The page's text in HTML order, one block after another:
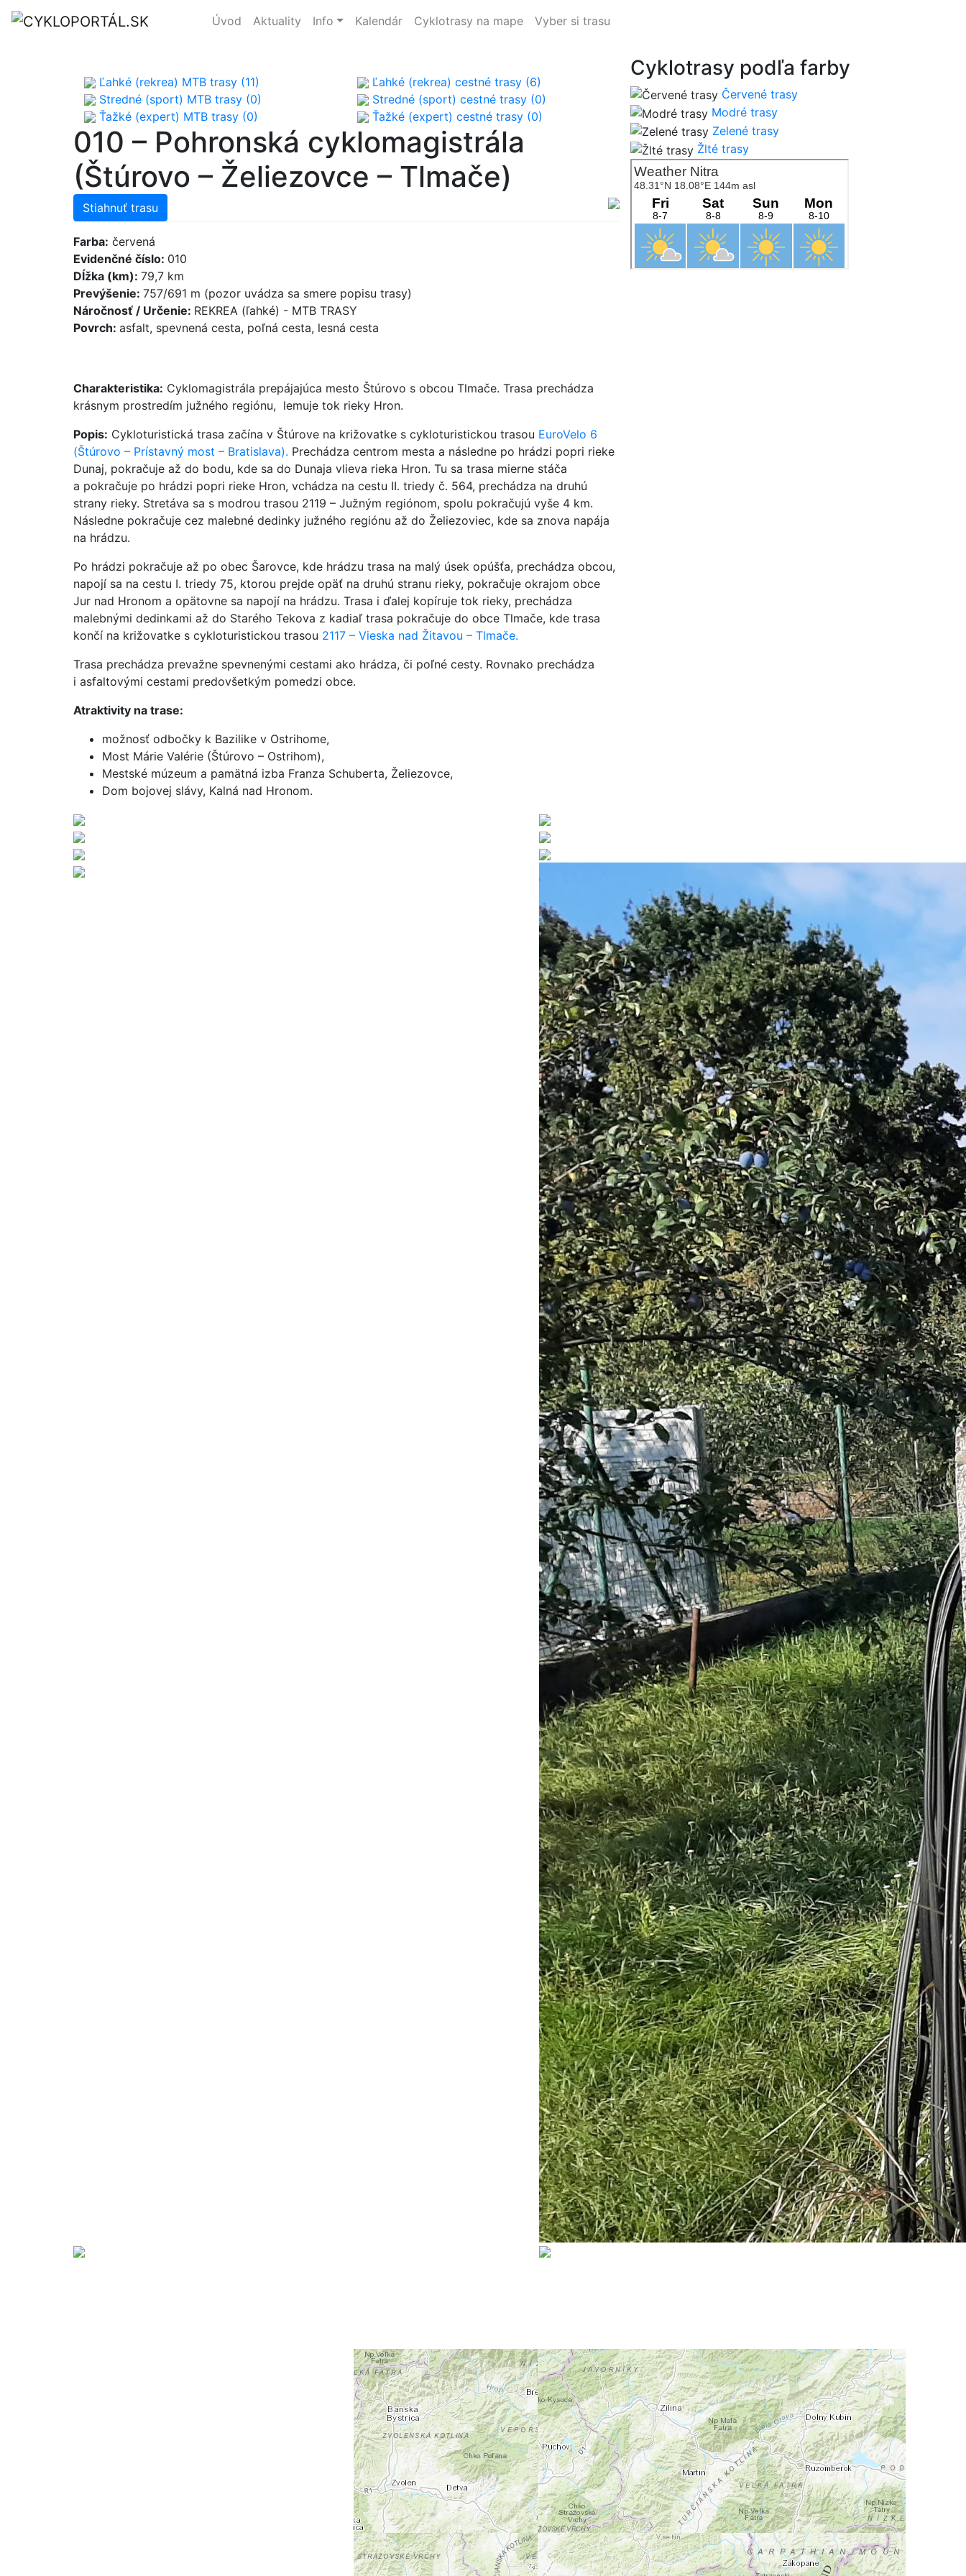
Úvod Aktuality Info Kalendár Cyklotrasy na mape Vyber si trasu
Ľahké (rekrea) MTB trasy (11)
Stredné (sport) MTB trasy (0)
Ťažké (expert) MTB trasy (0)
Ľahké (rekrea) cestné trasy (6)
Stredné (sport) cestné trasy (0)
Ťažké (expert) cestné trasy (0)
010 – Pohronská cyklomagistrála
(Štúrovo – Želiezovce – Tlmače)
Stiahnuť trasu
Farba: červená
Evidenčné číslo: 010
Dĺžka (km): 79,7 km
Prevýšenie: 757/691 m (pozor uvádza sa smere popisu trasy)
Náročnosť / Určenie: REKREA (ľahké) - MTB TRASY
Povrch: asfalt, spevnená cesta, poľná cesta, lesná cesta
Charakteristika: Cyklomagistrála prepájajúca mesto Štúrovo s obcou Tlmače. Trasa prechádza
krásnym prostredím južného regiónu, lemuje tok rieky Hron.
Popis: Cykloturistická trasa začína v Štúrove na križovatke s cykloturistickou trasou EuroVelo 6
(Štúrovo – Prístavný most – Bratislava). Prechádza centrom mesta a následne po hrádzi popri rieke
Dunaj, pokračuje až do bodu, kde sa do Dunaja vlieva rieka Hron. Tu sa trasa mierne stáča
a pokračuje po hrádzi popri rieke Hron, vchádza na cestu II. triedy č. 564, prechádza na druhú
strany rieky. Stretáva sa s modrou trasou 2119 – Južným regiónom, spolu pokračujú vyše 4 km.
Následne pokračuje cez malebné dedinky južného regiónu až do Želiezoviec, kde sa znova napája
na hrádzu.
Po hrádzi pokračuje až po obec Šarovce, kde hrádzu trasa na malý úsek opúšťa, prechádza obcou,
napojí sa na cestu I. triedy 75, ktorou prejde opäť na druhú stranu rieky, pokračuje okrajom obce
Jur nad Hronom a opätovne sa napojí na hrádzu. Trasa i ďalej kopíruje tok rieky, prechádza
malebnými dedinkami až do Starého Tekova z kadiaľ trasa pokračuje do obce Tlmače, kde trasa
končí na križovatke s cykloturistickou trasou 2117 – Vieska nad Žitavou – Tlmače.
Trasa prechádza prevažne spevnenými cestami ako hrádza, či poľné cesty. Rovnako prechádza
i asfaltovými cestami predovšetkým pomedzi obce.
Atraktivity na trase:
možnosť odbočky k Bazilike v Ostrihome,
Most Márie Valérie (Štúrovo – Ostrihom),
Mestské múzeum a pamätná izba Franza Schuberta, Želiezovce,
Dom bojovej slávy, Kalná nad Hronom.
Cyklotrasy podľa farby
Červené trasy
Modré trasy
Zelené trasy
Žlté trasy